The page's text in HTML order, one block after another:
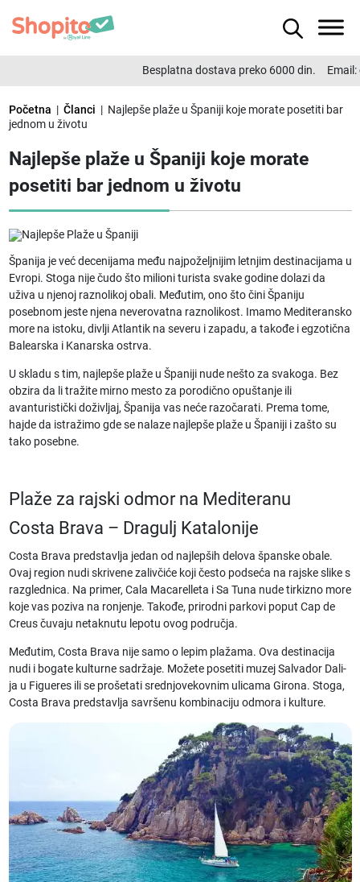
Besplatna dostava preko 6000 din. Email:
Početna | Članci | Najlepše plaže u Španiji koje morate posetiti bar
jednom u životu
Najlepše plaže u Španiji koje morate
posetiti bar jednom u životu
Španija je već decenijama među najpoželjnijim letnjim destinacijama u
Evropi. Stoga nije čudo što milioni turista svake godine dolazi da
uživa u njenoj raznolikoj obali. Međutim, ono što čini Španiju
posebnom jeste njena neverovatna raznolikost. Imamo Mediteransko
more na istoku, divlji Atlantik na severu i zapadu, a takođe i egzotična
Balearska i Kanarska ostrva.
U skladu s tim, najlepše plaže u Španijinude nešto za svakoga. Bez
obzira da li tražite mirno mesto za porodično opuštanje ili
avanturistički doživljaj, Španija vas neće razočarati. Prema tome,
hajde da istražimo gde se nalaze najlepše plaže u Španiji i zašto su
tako posebne.
Plaže za rajski odmor na Mediteranu
Costa Brava – Dragulj Katalonije
Costa Brava predstavlja jedan od najlepših delova španske obale.
Ovaj region nudi skrivene zalivčiće koji često podseća na rajske slike s
razglednica. Na primer, Cala Macarelleta i Sa Tuna nude tirkizno more
koje vas poziva na ronjenje. Takođe, prirodni parkovi poput Cap de
Creus čuvaju netaknutu lepotu ovog područja.
Međutim, Costa Brava nije samo o lepim plažama. Ova destinacija
nudi i bogate kulturne sadržaje. Možete posetiti muzej Salvador Dali-
ja u Figueres ili se prošetati srednjovekovnim ulicama Girona. Stoga,
Costa Brava predstavlja savršenu kombinaciju odmora i kulture.